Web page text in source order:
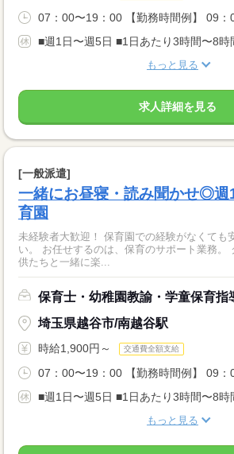
07：00〜19：00 【勤務時間例】 09：
■週1日〜週5日 ■1日あたり3時間〜8時
もっと見る
求人詳細を見る
[一般派遣]
一緒にお昼寝・読み聞かせ◎週
育園
未経験者大歓迎！ 保育園での経験がなくても
い。 お任せするのは、保育のサポート業務。 クラス担当はなく、子
供たちと一緒に楽...
保育士・幼稚園教諭・学童保育指
埼玉県越谷市/南越谷駅
時給1,900円～ 交通費全額支給
07：00〜19：00 【勤務時間例】 09：
■週1日〜週5日 ■1日あたり3時間〜8時
もっと見る